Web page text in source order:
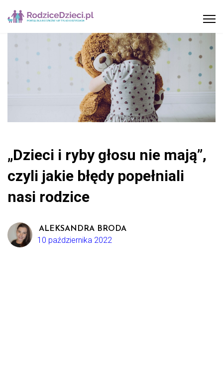
„Dzieci i ryby głosu nie mają”,
czyli jakie błędy popełniali
nasi rodzice
ALEKSANDRA BRODA
10 października 2022